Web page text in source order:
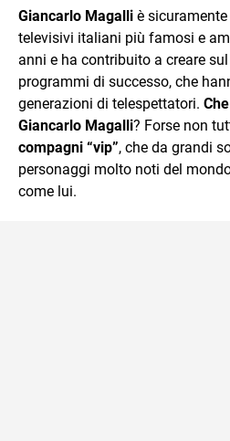
Giancarlo Magalli è
televisivi italiani più famosi e
anni e ha contribuito a creare
programmi di successo, che
generazioni di telespettatori.
Giancarlo Magalli? Forse non
compagni “vip”, che da grandi
personaggi molto noti del
come lui.